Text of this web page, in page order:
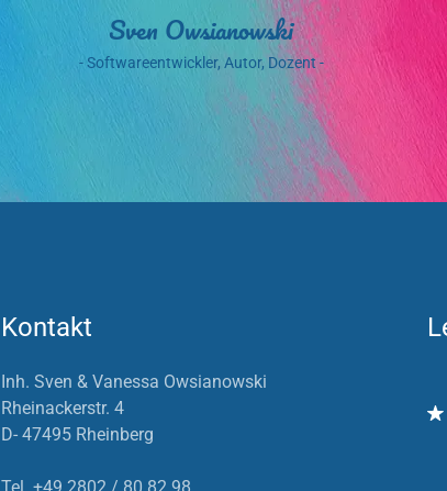
Sven Owsianowski
- Softwareentwickler, Autor, Dozent -
Kontakt
Inh. Sven & Vanessa Owsianowski
Rheinackerstr. 4
D- 47495 Rheinberg